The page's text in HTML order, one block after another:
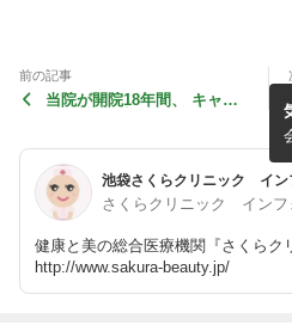
前の記事
当院が開院18年間、 キャン
さくらクリニック インフ
健康と美の総合医療機関『さくらク
http://www.sakura-beauty.jp/